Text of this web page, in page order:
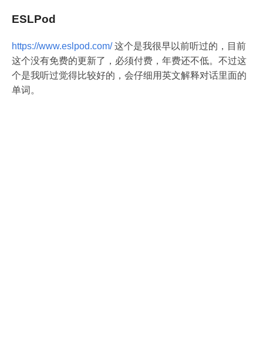
ESLPod
https://www.eslpod.com/这个是我很早以前听过的，目前
这个没有免费的更新了，必须付费，年费还不低。不过这
个是我听过觉得比较好的，会仔细用英文解释对话里面的
单词。